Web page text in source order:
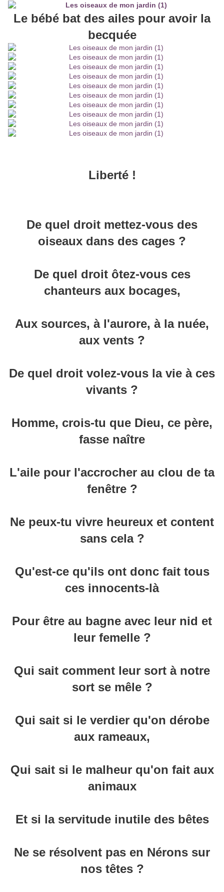
Le bébé bat des ailes pour avoir la
becquée
Liberté !
De quel droit mettez-vous des
oiseaux dans des cages ?
De quel droit ôtez-vous ces
chanteurs aux bocages,
Aux sources, à l'aurore, à la nuée,
aux vents ?
De quel droit volez-vous la vie à ces
vivants ?
Homme, crois-tu que Dieu, ce père,
fasse naître
L'aile pour l'accrocher au clou de ta
fenêtre ?
Ne peux-tu vivre heureux et content
sans cela ?
Qu'est-ce qu'ils ont donc fait tous
ces innocents-là
Pour être au bagne avec leur nid et
leur femelle ?
Qui sait comment leur sort à notre
sort se mêle ?
Qui sait si le verdier qu'on dérobe
aux rameaux,
Qui sait si le malheur qu'on fait aux
animaux
Et si la servitude inutile des bêtes
Ne se résolvent pas en Nérons sur
nos têtes ?